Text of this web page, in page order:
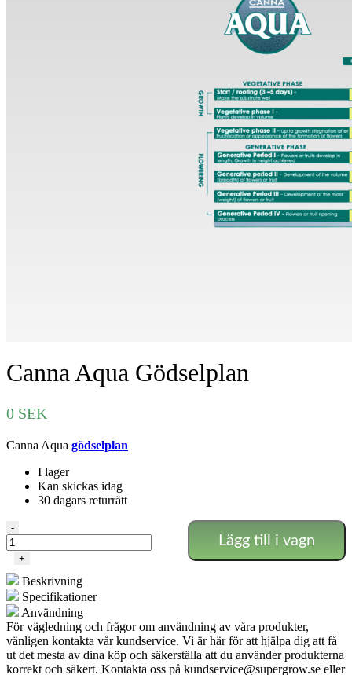
Canna Aqua Gödselplan
0 SEK
Canna Aqua gödselplan
I lager
Kan skickas idag
30 dagars returrätt
Canna
Aqua
Gödselplan
-
+
Lägg till i vagn
Beskrivning
Specifikationer
Användning
För vägledning och frågor om användning av våra produkter,
vänligen kontakta vår kundservice. Vi är här för att hjälpa dig att få
ut det mesta av dina köp och säkerställa att du använder produkterna
korrekt och säkert. Kontakta oss på kundservice@supergrow.se eller